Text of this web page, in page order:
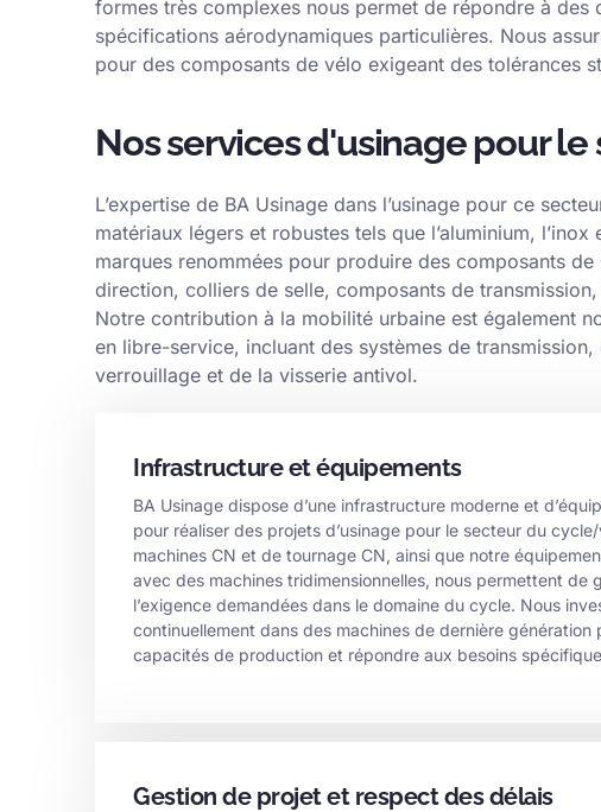
formes très complexes nous permet de répondre à des
spécifications aérodynamiques particulières. Nous
pour des composants de vélo exigeant des tolérances
Nos services d'usinage pour
L’expertise de BA Usinage dans l’usinage pour ce
matériaux légers et robustes tels que l’aluminium,
marques renommées pour produire des composants
direction, colliers de selle, composants de
Notre contribution à la mobilité urbaine est également
en libre-service, incluant des systèmes de
verrouillage et de la visserie antivol.
Infrastructure et équipements
BA Usinage dispose d’une infrastructure moderne et
pour réaliser des projets d’usinage pour le secteur du
machines CN et de tournage CN, ainsi que notre
avec des machines tridimensionnelles, nous permettent de
l’exigence demandées dans le domaine du cycle. Nous
continuellement dans des machines de dernière génération
capacités de production et répondre aux besoins
Gestion de projet et respect des délais